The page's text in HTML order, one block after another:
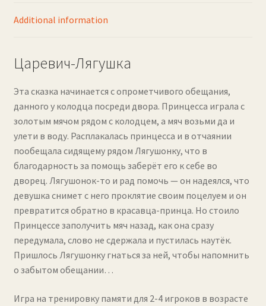
Additional information
Царевич-Лягушка
Эта сказка начинается с опрометчивого обещания,
данного у колодца посреди двора. Принцесса играла с
золотым мячом рядом с колодцем, а мяч возьми да и
улети в воду. Расплакалась принцесса и в отчаянии
пообещала сидящему рядом Лягушонку, что в
благодарность за помощь заберёт его к себе во
дворец. Лягушонок-то и рад помочь — он надеялся, что
девушка снимет с него проклятие своим поцелуем и он
превратится обратно в красавца-принца. Но стоило
Принцессе заполучить мяч назад, как она сразу
передумала, слово не сдержала и пустилась наутёк.
Пришлось Лягушонку гнаться за ней, чтобы напомнить
о забытом обещании…
Игра на тренировку памяти для 2-4 игроков в возрасте